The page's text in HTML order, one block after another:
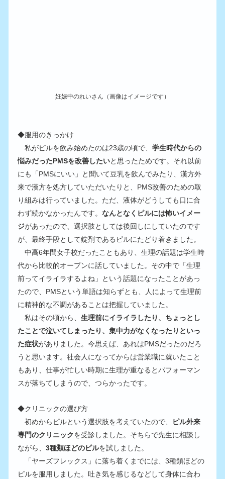
妊娠中のれいさん（画像はイメージです）
◆服用のきっかけ
私がピルを飲み始めたのは23歳の頃で、学生時代からの
悩みだったPMSを改善したいと思ったためです。それ以前
にも「PMSにいい」と聞いて豆乳を飲んでみたり、漢方外
来で漢方を処方していただいたりと、PMS改善のための取
り組みは行っていました。ただ、液体がどうしても口に合
わず続かなかったんです。なんとなくピルには怖いイメー
ジがあったので、選択肢としては後回しにしていたのです
が、最終手段として錠剤であるピルにたどり着きました。
中高6年間女子校だったこともあり、生理の話題は学生時
代から比較的オープンに話していました。その中で「生理
前ってイライラするよね」という話題になったことがあっ
たので、PMSという単語は知らずとも、人によって生理前
に精神的な不調があることは把握していました。
私はその頃から、生理前にイライラしたり、ちょっとし
たことで泣いてしまったり、集中力がなくなったりといっ
た症状がありました。今思えば、あれはPMSだったのだろ
うと思います。社会人になってからは営業職に就いたこと
もあり、仕事が忙しい時期に生理が重なるとパフォーマン
スが落ちてしまうので、つらかったです。
◆クリニックの選び方
初めからピルという選択肢を考えていたので、
ピル外来
専門のクリニックを受診しました。そちらで先生に相談し
ながら、3種類ほどのピルを試しました。
「ヤーズフレックス」に落ち着くまでには、3種類ほどの
ピルを服用しました。吐き気を感じるなどして身体に合わ